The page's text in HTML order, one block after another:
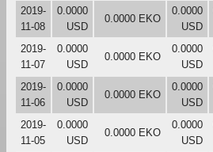
2019-
11-08
0.0000
USD
0.0000 EKO
0.0000
USD
2019-
11-07
0.0000
USD
0.0000 EKO
0.0000
USD
2019-
11-06
0.0000
USD
0.0000 EKO
0.0000
USD
2019-
11-05
0.0000
USD
0.0000 EKO
0.0000
USD